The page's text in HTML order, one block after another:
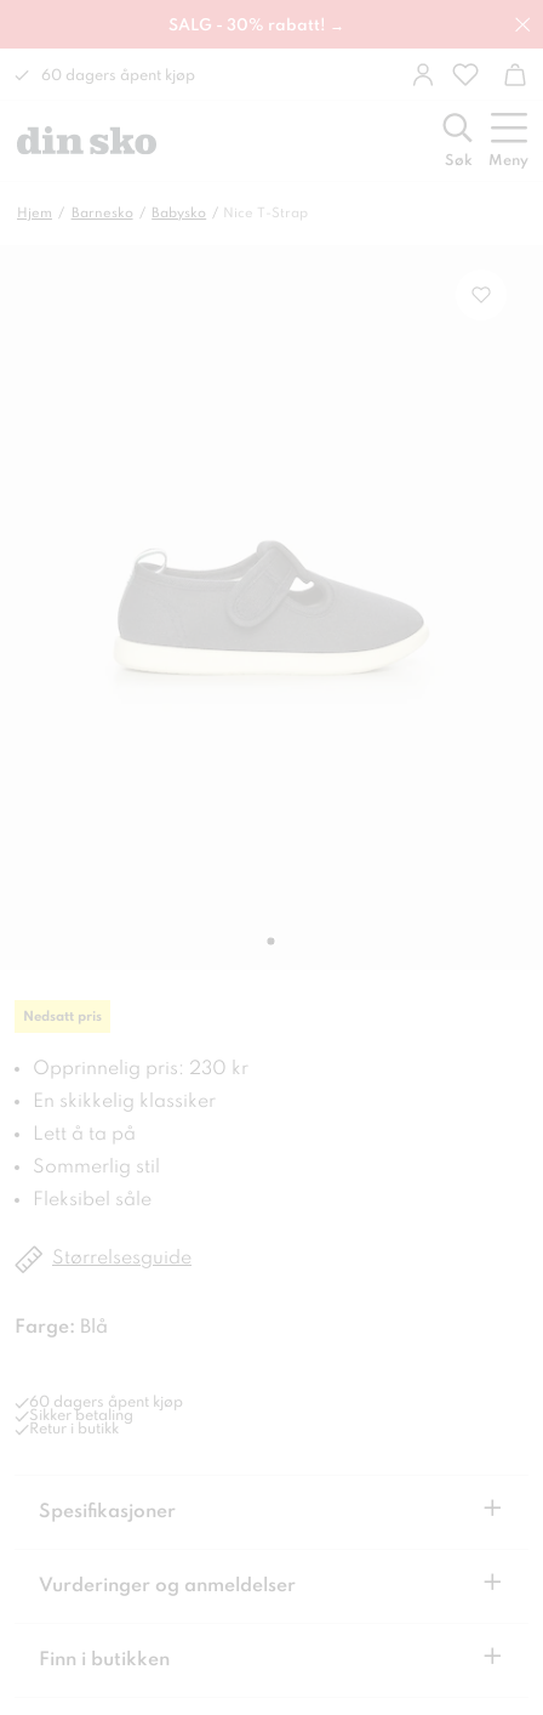
SALG - 30% rabatt! →
60 dagers åpent kjøp
Søk Meny
Hjem Barnesko Babysko Nice T-Strap
Nedsatt pris
Opprinnelig pris: 230 kr
En skikkelig klassiker
Lett å ta på
Sommerlig stil
Fleksibel såle
Størrelsesguide
Farge: Blå
60 dagers åpent kjøp
Sikker betaling
Retur i butikk
Spesifikasjoner +
Vurderinger og anmeldelser +
Finn i butikken +